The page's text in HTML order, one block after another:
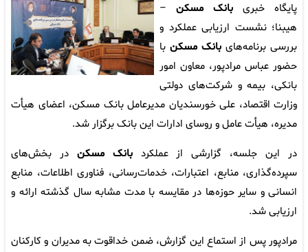
پایگاه خبری بانک مسکن –
هیبنا؛ نشست ارزیابی عملکرد و
بررسی برنامه‌های بانک مسکن با
حضور عباس مرادپور، معاون امور
بانکی، بیمه و شرکت‌های دولتی
وزارت اقتصاد، علی خورسندیان مدیرعامل بانک مسکن، اعضای هیأت
مدیره، هیأت عامل و روسای ادارات این بانک برگزار شد.
در این جلسه، گزارشی از عملکردبانک مسکن در بخش‌های
سپرده‌گذاری، منابع، اعتبارات، خدمات‌رسانی، فناوری اطلاعات، منابع
انسانی و سایر حوزه‌ها در مقایسه با مدت مشابه سال گذشته ارائه و
ارزیابی شد.
مرادپور پس از استماع این گزارش، ضمن خداقوت به مدیران و کارکنان